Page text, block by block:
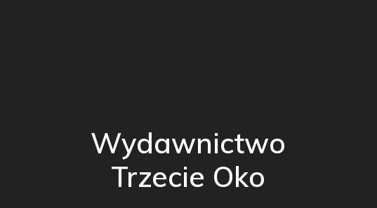
Wydawnictwo
Trzecie Oko